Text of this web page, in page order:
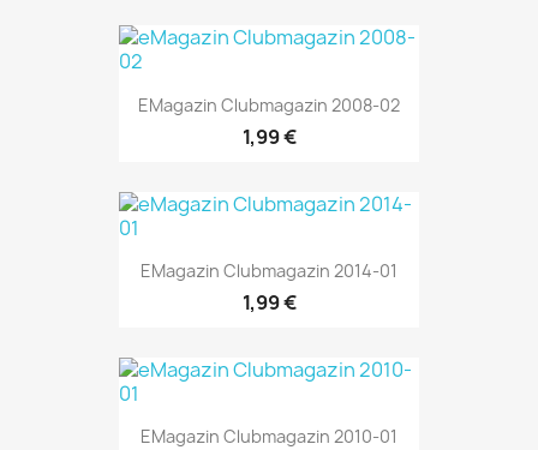
EMagazin Clubmagazin 2008-02
1,99 €
EMagazin Clubmagazin 2014-01
1,99 €
EMagazin Clubmagazin 2010-01